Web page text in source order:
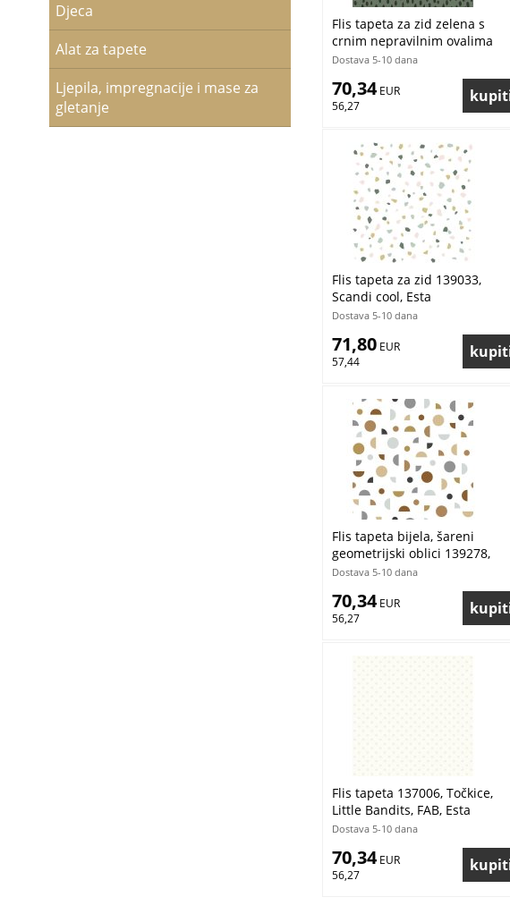
Flis tapeta za zid zelena s
crnim nepravilnim ovalima
139258, Forest Friends, Esta
Dostava 5-10 dana
70,34 EUR
56,27
Flis tapeta za zid 139033,
Scandi cool, Esta
Dostava 5-10 dana
71,80 EUR
57,44
Flis tapeta bijela, šareni
geometrijski oblici 139278,
Forest Friends, Esta
Dostava 5-10 dana
70,34 EUR
56,27
Flis tapeta 137006, Točkice,
Little Bandits, FAB, Esta
Dostava 5-10 dana
70,34 EUR
56,27
Djeca
Alat za tapete
Ljepila, impregnacije i mase za
gletanje